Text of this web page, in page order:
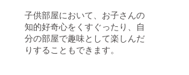
子供部屋において、お子さんの
知的好奇心をくすぐったり、自
分の部屋で趣味として楽しんだ
りすることもできます。